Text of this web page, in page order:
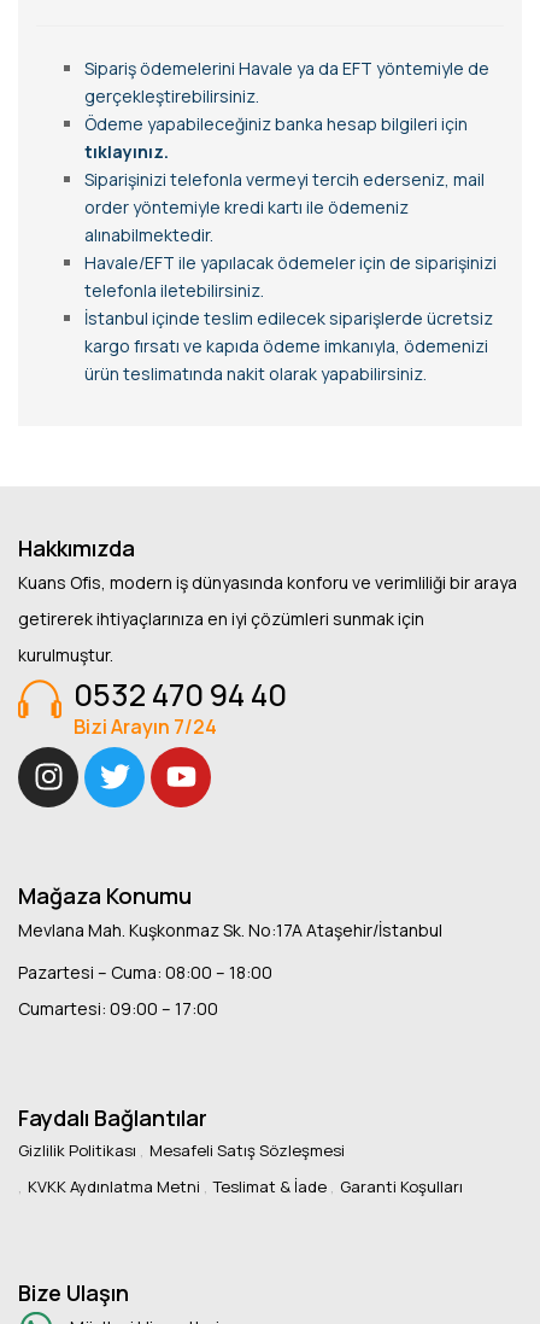
Sipariş ödemelerini Havale ya da EFT yöntemiyle de
gerçekleştirebilirsiniz.
Ödeme yapabileceğiniz banka hesap bilgileri için
tıklayınız.
Siparişinizi telefonla vermeyi tercih ederseniz, mail
order yöntemiyle kredi kartı ile ödemeniz
alınabilmektedir.
Havale/EFT ile yapılacak ödemeler için de siparişinizi
telefonla iletebilirsiniz.
İstanbul içinde teslim edilecek siparişlerde ücretsiz
kargo fırsatı ve kapıda ödeme imkanıyla, ödemenizi
ürün teslimatında nakit olarak yapabilirsiniz.
Hakkımızda
Kuans Ofis, modern iş dünyasında konforu ve verimliliği bir araya
getirerek ihtiyaçlarınıza en iyi çözümleri sunmak için
kurulmuştur.
0532 470 94 40
Bizi Arayın 7/24
Mağaza Konumu
Mevlana Mah. Kuşkonmaz Sk. No:17A Ataşehir/İstanbul
Pazartesi – Cuma: 08:00 – 18:00
Cumartesi: 09:00 – 17:00
Faydalı Bağlantılar
Gizlilik Politikası
Mesafeli Satış Sözleşmesi
KVKK Aydınlatma Metni
Teslimat & İade Garanti Koşulları
Bize Ulaşın